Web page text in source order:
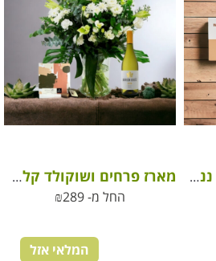
מארז 12 פרלינים ביחד ננצח
מארז פרחים ושוקולד קלאסי לכל שמחה
החל מ-
₪289
המלאי אזל